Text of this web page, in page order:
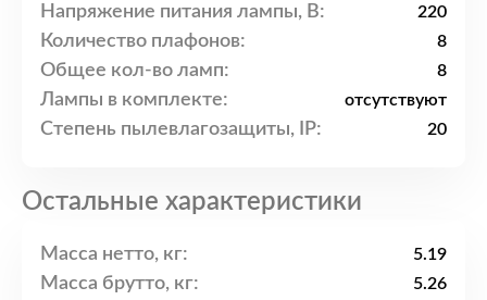
Напряжение питания лампы, В: 220
Количество плафонов: 8
Общее кол-во ламп: 8
Лампы в комплекте: отсутствуют
Степень пылевлагозащиты, IP: 20
Остальные характеристики
Масса нетто, кг: 5.19
Масса брутто, кг: 5.26